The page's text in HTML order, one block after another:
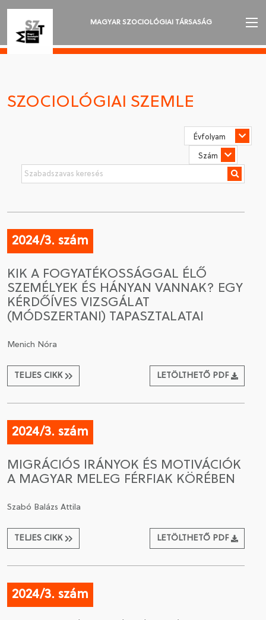
MAGYAR SZOCIOLÓGIAI TÁRSASÁG
SZOCIOLÓGIAI SZEMLE
CSATLAKOZÁS A TÁRSASÁGHOZ / MEGÚJÍTOM A
TAGSÁGOMAT
SZOCIOLÓGIAI SZEMLE
2024/3. szám
KIK A FOGYATÉKOSSÁGGAL ÉLŐ
SZEMÉLYEK ÉS HÁNYAN VANNAK? EGY
KÉRDŐÍVES VIZSGÁLAT
(MÓDSZERTANI) TAPASZTALATAI
Menich Nóra
TELJES CIKK LETÖLTHETŐ PDF
2024/3. szám
MIGRÁCIÓS IRÁNYOK ÉS MOTIVÁCIÓK
A MAGYAR MELEG FÉRFIAK KÖRÉBEN
Szabó Balázs Attila
TELJES CIKK LETÖLTHETŐ PDF
2024/3. szám